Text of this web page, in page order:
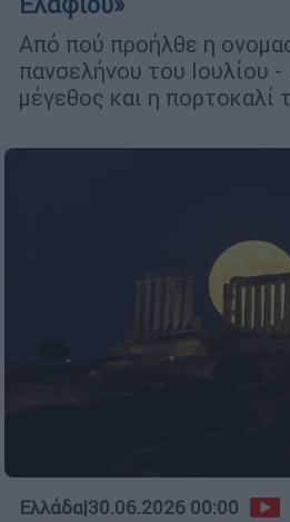
Από πού προήλθε η
πανσελήνου του Ιουλίου
μέγεθος και η πορτοκαλί
Ελλάδα|30.06.2026 00:00